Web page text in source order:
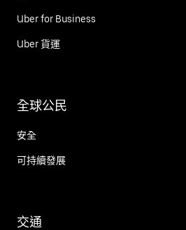
Uber for Business
Uber 貨運
全球公民
安全
可持續發展
交通